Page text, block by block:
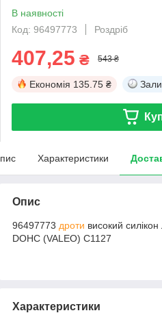
В наявності
Код: 96497773
Роздріб
407,25 ₴ 543 ₴
Економія 135.75 ₴
Характеристики
Опис
96497773 дроти високий
DOHC (VALEO) C1127
Характеристики